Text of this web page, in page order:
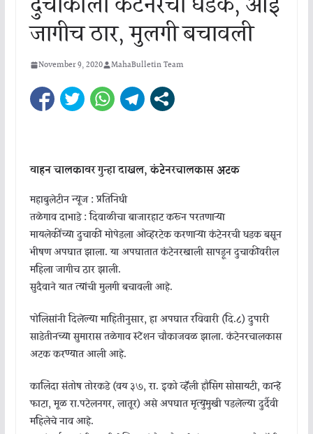
जागीच ठार, मुलगी बचावली
November 9, 2020 MahaBulletin Team
वाहन चालकावर गुन्हा दाखल, कंटेनरचालकास अटक
महाबुलेटीन न्यूज : प्रतिनिधी
तळेगाव दाभाडे : दिवाळीचा बाजारहाट करून परतणाऱ्या
मायलेकींच्या दुचाकी मोपेडला ओव्हरटेक करणाऱ्या कंटेनरची धडक बसून
भीषण अपघात झाला. या अपघातात कंटेनरखाली सापडून दुचाकीवरील
महिला जागीच ठार झाली.
सुदैवाने यात त्यांची मुलगी बचावली आहे.
पोलिसांनी दिलेल्या माहितीनुसार, हा अपघात रविवारी (दि.८) दुपारी
साडेतीनच्या सुमारास तळेगाव स्टेशन चौकाजवळ झाला. कंटेनरचालकास
अटक करण्यात आली आहे.
कालिंदा संतोष तोरकडे (वय ३७, रा. इको व्हॅली हौसिंग सोसायटी, कान्हे
फाटा, मूळ रा.पटेलनगर, लातूर) असे अपघात मृत्युमुखी पडलेल्या दुर्दैवी
महिलेचे नाव आहे.